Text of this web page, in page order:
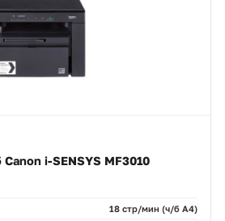
i-SENSYS MF3010
18 стр/мин (ч/б А4)